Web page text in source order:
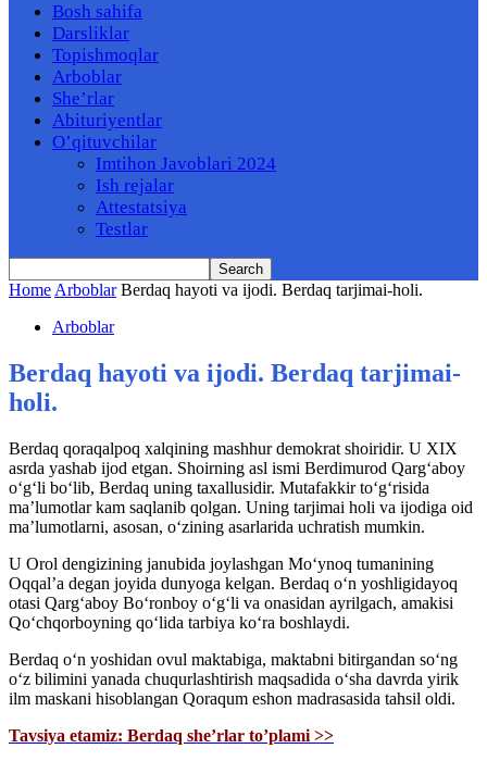
Bosh sahifa
Darsliklar
Topishmoqlar
Arboblar
She’rlar
Abituriyentlar
O’qituvchilar
Imtihon Javoblari 2024
Ish rejalar
Attestatsiya
Testlar
Home Arboblar Berdaq hayoti va ijodi. Berdaq tarjimai-holi.
Arboblar
Berdaq hayoti va ijodi. Berdaq tarjimai-
holi.
Berdaq qoraqalpoq xalqining mashhur demokrat shoiridir. U XIX
asrda yashab ijod etgan. Shoirning asl ismi Berdimurod Qargʻaboy
oʻgʻli boʻlib, Berdaq uning taxallusidir. Mutafakkir toʻgʻrisida
maʼlumotlar kam saqlanib qolgan. Uning tarjimai holi va ijodiga oid
maʼlumotlarni, asosan, oʻzining asarlarida uchratish mumkin.
U Orol dengizining janubida joylashgan Moʻynoq tumanining
Oqqalʼa degan joyida dunyoga kelgan. Berdaq oʻn yoshligidayoq
otasi Qargʻaboy Boʻronboy oʻgʻli va onasidan ayrilgach, amakisi
Qoʻchqorboyning qoʻlida tarbiya koʻra boshlaydi.
Berdaq oʻn yoshidan ovul maktabiga, maktabni bitirgandan soʻng
oʻz bilimini yanada chuqurlashtirish maqsadida oʻsha davrda yirik
ilm maskani hisoblangan Qoraqum eshon madrasasida tahsil oldi.
Tavsiya etamiz: Berdaq she’rlar to’plami >>